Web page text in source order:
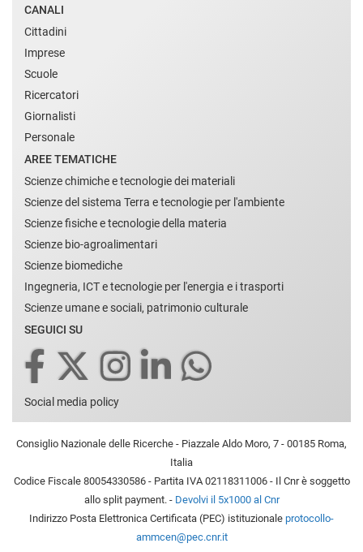
CANALI
Cittadini
Imprese
Scuole
Ricercatori
Giornalisti
Personale
AREE TEMATICHE
Scienze chimiche e tecnologie dei materiali
Scienze del sistema Terra e tecnologie per l'ambiente
Scienze fisiche e tecnologie della materia
Scienze bio-agroalimentari
Scienze biomediche
Ingegneria, ICT e tecnologie per l'energia e i trasporti
Scienze umane e sociali, patrimonio culturale
SEGUICI SU
Social media policy
Consiglio Nazionale delle Ricerche - Piazzale Aldo Moro, 7 - 00185 Roma,
Italia
Codice Fiscale 80054330586 - Partita IVA 02118311006 - Il Cnr è soggetto
allo split payment. - Devolvi il 5x1000 al Cnr
Indirizzo Posta Elettronica Certificata (PEC) istituzionale protocollo-
ammcen@pec.cnr.it